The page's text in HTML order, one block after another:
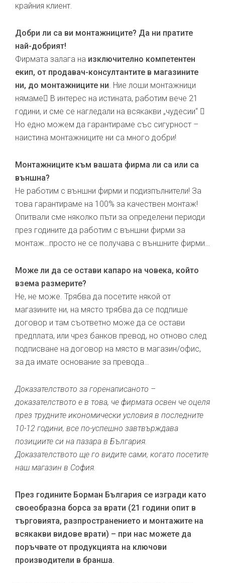
крайния клиент.
Добри ли са ви монтажниците? Да ни пратите
най-добрият!
Фирмата залага на изключително компетентен
екип, от продавач-консултантите в магазините
ни, до монтажниците ни. Ние лоши монтажници
нямаме В интерес на истината, работим вече 21
години, и сме се нагледали на всякакви „чудесии“ 
Но едно можем да гарантираме със сигурност –
наистина монтажниците ни са много добри!
Монтажниците към вашата фирма ли са или са
външна?
Не работим с външни фирми и подизпълнители! За
това гарантираме на 100% за качествен монтаж!
Опитвали сме няколко пъти за определени периоди
през годините да работим с външни фирми за
монтаж…просто не се получава с външните фирми…
Може ли да се остави капаро на човека, който
взема размерите?
Не, не може. Трябва да посетите някой от
магазините ни, на място трябва да се подпише
договор и там съответно може да се остави
предплата, или чрез банков превод, но отново след
подписване на договор на място в магазин/офис,
за да имате основание за превода…
Доказателството за горенаписаното –
доказателството е в това, че фирмата освен че оцеля
през трудните икономически условия в последните
10-12 години, все по-успешно завтвърждава
позициите си на пазара в България.
Доказателството ще го видите сами, когато посетите
наш магазин в София.
През годините Борман България се изгради като
своеобразна борса за врати (21 години опит в
търговията, разпространението и монтажите на
всякакви видове врати) – при нас можете да
поръчвате от продукцията на ключови
производители в бранша.